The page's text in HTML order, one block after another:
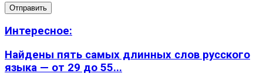
Интересное:
Найдены пять самых длинных слов русского
языка — от 29 до 55...